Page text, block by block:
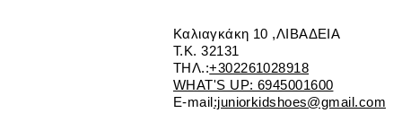
Καλιαγκάκη 10 ,ΛΙΒΑΔΕΙΑ
Τ.Κ. 32131
ΤΗΛ.:+302261028918
WHAT'S UP: 6945001600
E-mail:juniorkidshoes@gmail.com